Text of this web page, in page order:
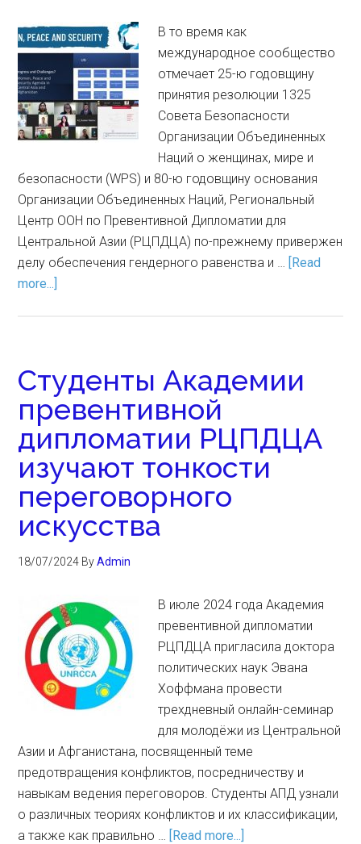
В то время как
международное сообщество
отмечает 25-ю годовщину
принятия резолюции 1325
Совета Безопасности
Организации Объединенных
Наций о женщинах, мире и
безопасности (WPS) и 80-ю годовщину основания
Организации Объединенных Наций, Региональный
Центр ООН по Превентивной Дипломатии для
Центральной Азии (РЦПДЦА) по-прежнему привержен
делу обеспечения гендерного равенства и … [Read
more...]
Студенты Академии
превентивной
дипломатии РЦПДЦА
изучают тонкости
переговорного
искусства
18/07/2024 ByAdmin
В июле 2024 года Академия
превентивной дипломатии
РЦПДЦА пригласила доктора
политических наук Эвана
Хоффмана провести
трехдневный онлайн-семинар
для молодёжи из Центральной
Азии и Афганистана, посвященный теме
предотвращения конфликтов, посредничеству и
навыкам ведения переговоров. Студенты АПД узнали
о различных теориях конфликтов и их классификации,
а также как правильно … [Read more...]